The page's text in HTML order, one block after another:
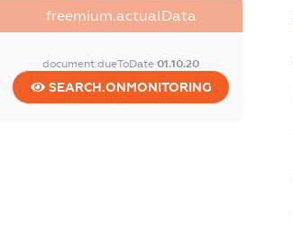
freemium.actualData
document.dueToDate01.10.20
SEARCH.ONMONITORING